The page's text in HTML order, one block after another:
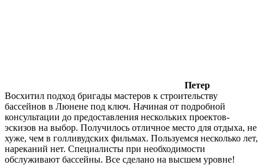
Петер
Восхитил подход бригады мастеров к строительству
бассейнов в Люнене под ключ. Начиная от подробной
консультации до предоставления нескольких проектов-
эскизов на выбор. Получилось отличное место для отдыха, не
хуже, чем в голливудских фильмах. Пользуемся несколько лет,
нареканий нет. Специалисты при необходимости
обслуживают бассейны. Все сделано на высшем уровне!